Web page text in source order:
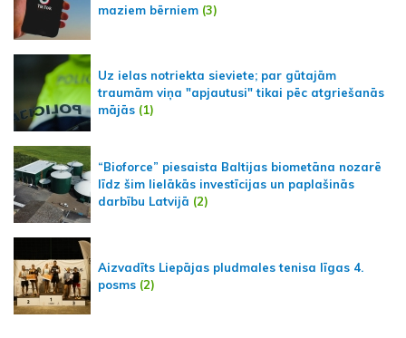
maziem bērniem (3)
Uz ielas notriekta sieviete; par gūtajām
traumām viņa "apjautusi" tikai pēc atgriešanās
mājās (1)
“Bioforce” piesaista Baltijas biometāna nozarē
līdz šim lielākās investīcijas un paplašinās
darbību Latvijā (2)
Aizvadīts Liepājas pludmales tenisa līgas 4.
posms (2)